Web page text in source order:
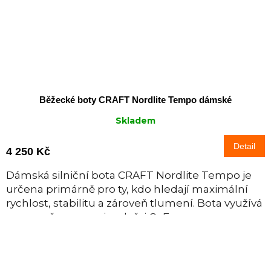
Běžecké boty CRAFT Nordlite Tempo dámské
Skladem
4 250 Kč Detail
Dámská silniční bota CRAFT Nordlite Tempo je
určena primárně pro ty, kdo hledají maximální
rychlost, stabilitu a zároveň tlumení. Bota využívá
novou pěnu v mezipodešvi Cr Foam...